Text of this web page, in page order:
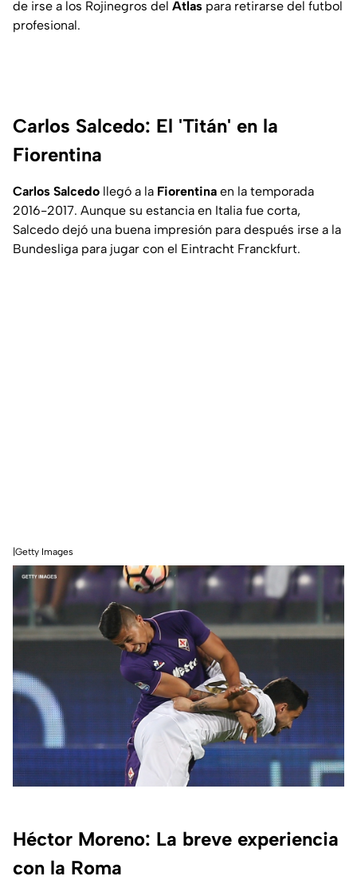
de irse a los Rojinegros del Atlas para retirarse del futbol
profesional.
Carlos Salcedo: El 'Titán' en la
Fiorentina
Carlos Salcedo llegó a la Fiorentina en la temporada
2016-2017. Aunque su estancia en Italia fue corta,
Salcedo dejó una buena impresión para después irse a la
Bundesliga para jugar con el Eintracht Franckfurt.
|Getty Images
Héctor Moreno: La breve experiencia
con la Roma